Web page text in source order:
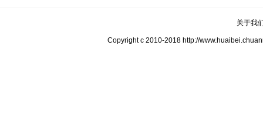
关于我
Copyright c 2010-2018 http://